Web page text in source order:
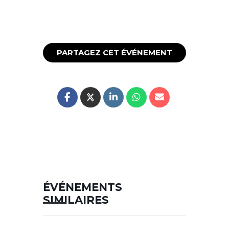
PARTAGEZ CET ÉVÉNEMENT
ÉVÉNEMENTS
SIMILAIRES